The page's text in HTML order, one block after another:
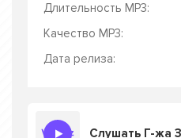
Длительность MP3:
Качество MP3:
Дата релиза: